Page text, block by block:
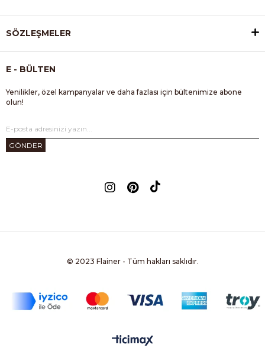
SÖZLEŞMELER
E - BÜLTEN
Yenilikler, özel kampanyalar ve daha fazlası için bültenimize abone
olun!
GÖNDER
© 2023 Flainer - Tüm hakları saklıdır.